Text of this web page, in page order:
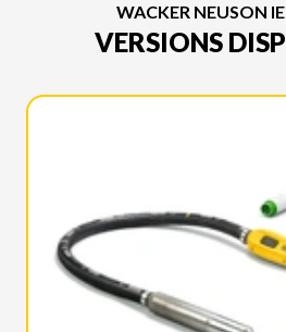
WACKER NEUSON
VERSIONS